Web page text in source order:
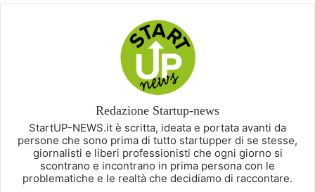
Redazione Startup-news
StartUP-NEWS.it è scritta, ideata e portata avanti da
persone che sono prima di tutto startupper di se stesse,
giornalisti e liberi professionisti che ogni giorno si
scontrano e incontrano in prima persona con le
problematiche e le realtà che decidiamo di raccontare.